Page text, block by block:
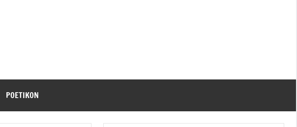
POETIKON